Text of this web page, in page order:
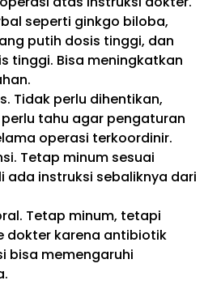
seperti ginkgo biloba,
putih dosis tinggi, dan
tinggi. Bisa meningkatkan
Tidak perlu dihentikan,
tahu agar pengaturan
operasi terkoordinir.
Tetap minum sesuai
ada instruksi sebaliknya dari
Tetap minum, tetapi
dokter karena antibiotik
bisa memengaruhi